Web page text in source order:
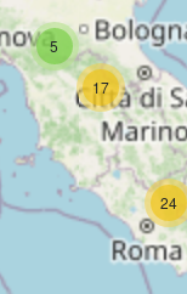
5
24
17